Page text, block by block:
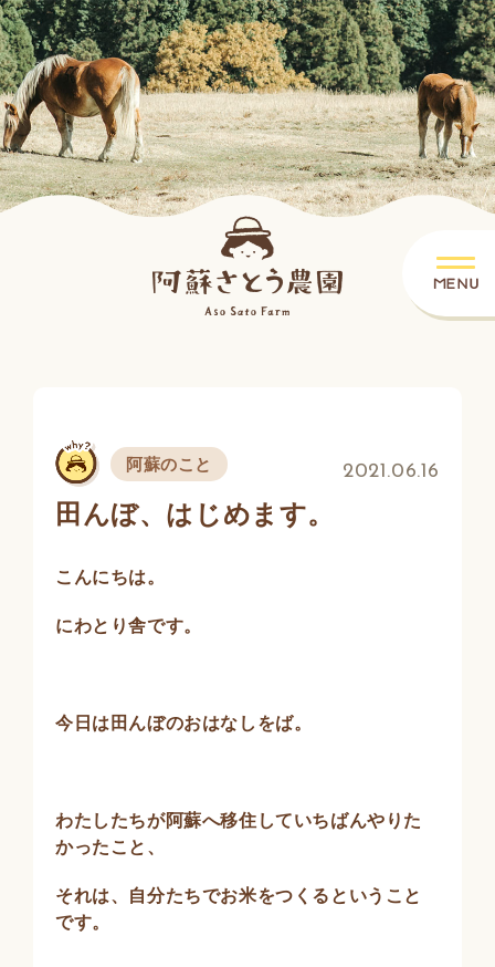
阿蘇のこと 2021.06.16
田んぼ、はじめます。
こんにちは。
にわとり舎です。
今日は田んぼのおはなしをば。
わたしたちが阿蘇へ移住していちばんやりた
かったこと、
それは、自分たちでお米をつくるということ
です。